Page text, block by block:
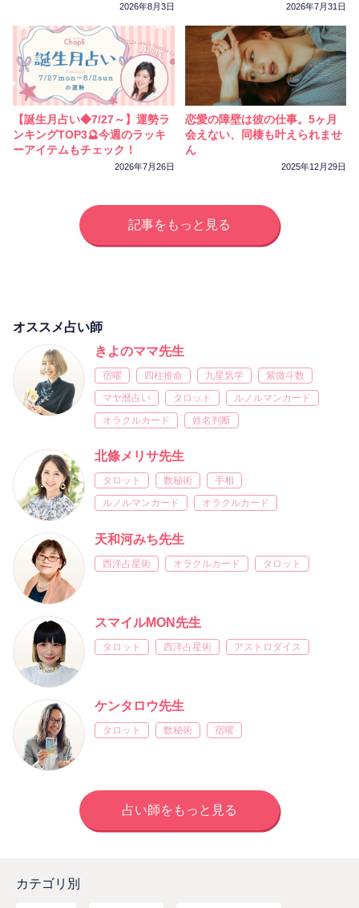
2026年8月3日 2026年7月31日
【誕生月占い◆7/27～】運勢ラ
ンキングTOP3🔮今週のラッキ
ーアイテムもチェック！
2026年7月26日
恋愛の障壁は彼の仕事。5ヶ月
会えない、同棲も叶えられませ
ん
2025年12月29日
記事をもっと見る
オススメ占い師
きよのママ先生
宿曜 四柱推命 九星気学
紫微斗数
マヤ暦占い
タロット
ルノルマンカード
オラクルカード
姓名判断
北條メリサ先生
タロット 数秘術
手相
ルノルマンカード
オラクルカード
天和河みち先生
西洋占星術 オラクルカード タロット
スマイルMON先生
タロット 西洋占星術 アストロダイス
ケンタロウ先生
タロット 数秘術 宿曜
占い師をもっと見る
カテゴリ別